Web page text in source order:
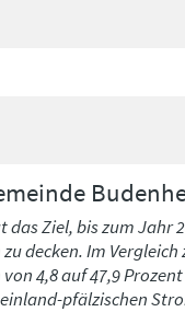
Ziel, bis zum Jahr
decken. Im
4,8 auf 47,9
pfälzischen